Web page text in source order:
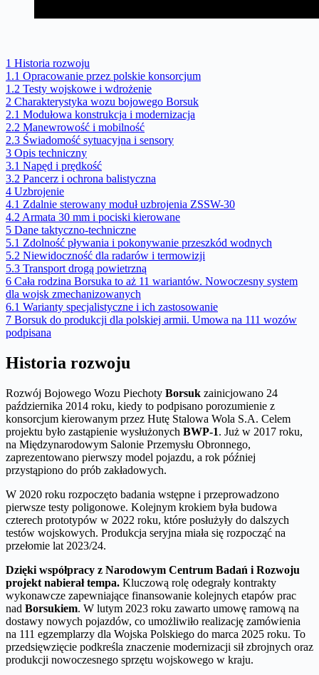
1 Historia rozwoju
1.1 Opracowanie przez polskie konsorcjum
1.2 Testy wojskowe i wdrożenie
2 Charakterystyka wozu bojowego Borsuk
2.1 Modułowa konstrukcja i modernizacja
2.2 Manewrowość i mobilność
2.3 Świadomość sytuacyjna i sensory
3 Opis techniczny
3.1 Napęd i prędkość
3.2 Pancerz i ochrona balistyczna
4 Uzbrojenie
4.1 Zdalnie sterowany moduł uzbrojenia ZSSW-30
4.2 Armata 30 mm i pociski kierowane
5 Dane taktyczno-techniczne
5.1 Zdolność pływania i pokonywanie przeszkód wodnych
5.2 Niewidoczność dla radarów i termowizji
5.3 Transport drogą powietrzną
6 Cała rodzina Borsuka to aż 11 wariantów. Nowoczesny system
dla wojsk zmechanizowanych
6.1 Warianty specjalistyczne i ich zastosowanie
7 Borsuk do produkcji dla polskiej armii. Umowa na 111 wozów
podpisana
Historia rozwoju
Rozwój Bojowego Wozu Piechoty Borsuk zainicjowano 24
października 2014 roku, kiedy to podpisano porozumienie z
konsorcjum kierowanym przez Hutę Stalowa Wola S.A. Celem
projektu było zastąpienie wysłużonych BWP-1. Już w 2017 roku,
na Międzynarodowym Salonie Przemysłu Obronnego,
zaprezentowano pierwszy model pojazdu, a rok później
przystąpiono do prób zakładowych.
W 2020 roku rozpoczęto badania wstępne i przeprowadzono
pierwsze testy poligonowe. Kolejnym krokiem była budowa
czterech prototypów w 2022 roku, które posłużyły do dalszych
testów wojskowych. Produkcja seryjna miała się rozpocząć na
przełomie lat 2023/24.
Dzięki współpracy z Narodowym Centrum Badań i Rozwoju
projekt nabierał tempa. Kluczową rolę odegrały kontrakty
wykonawcze zapewniające finansowanie kolejnych etapów prac
nad Borsukiem. W lutym 2023 roku zawarto umowę ramową na
dostawy nowych pojazdów, co umożliwiło realizację zamówienia
na 111 egzemplarzy dla Wojska Polskiego do marca 2025 roku. To
przedsięwzięcie podkreśla znaczenie modernizacji sił zbrojnych oraz
produkcji nowoczesnego sprzętu wojskowego w kraju.